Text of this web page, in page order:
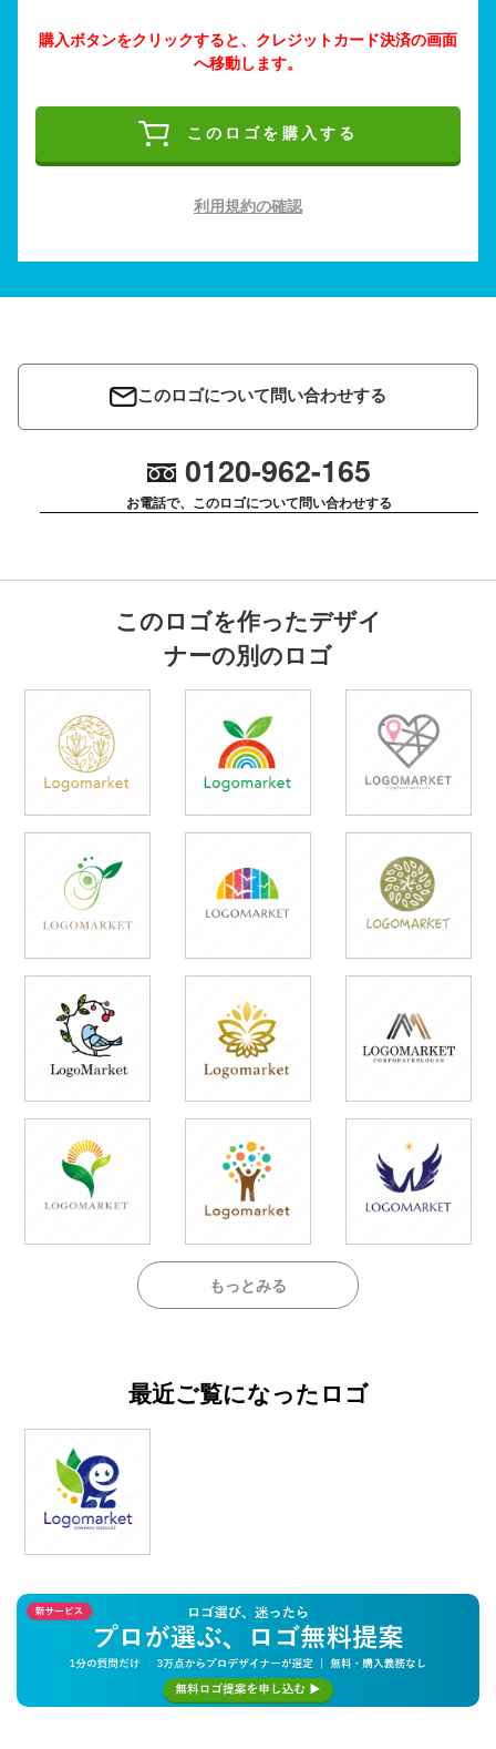
購入ボタンをクリックすると、クレジットカード決済の画面
へ移動します。
このロゴを購入する
利用規約の確認
このロゴについて問い合わせする
0120-962-165
お電話で、このロゴについて問い合わせする
このロゴを作ったデザイ
ナーの別のロゴ
もっとみる
最近ご覧になったロゴ